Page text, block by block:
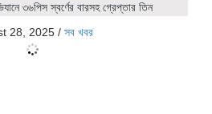
৩৬পিস স্বর্ণের বারসহ গ্রেপ্তার তিন
28, 2025 / সব খবর